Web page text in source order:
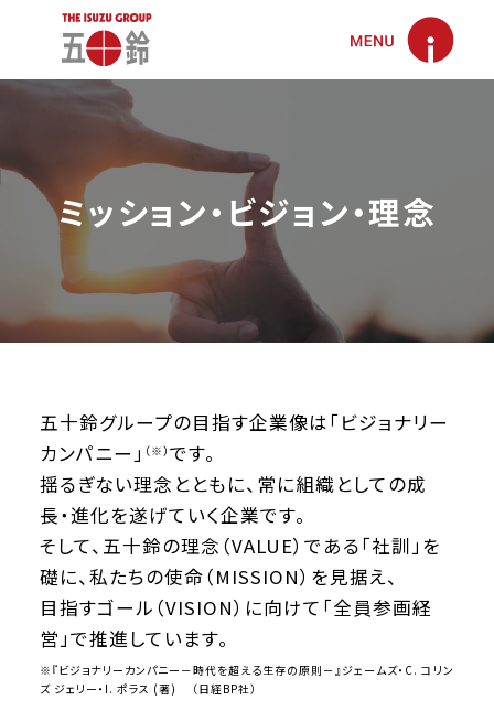
未来社会協進プロジェクト
鋼板流通の価値創造から、未来社会の協進へ
安全・安心・快適なロジスティクス環境をつくる
Creation 1
「移」「食」「住」の安心・快適な街づくり・暮らしづくり
Creation 3
モノづくりの付加価値や持続可能性への貢献
Creation 4
マルチステークホルダーと共に拡げる地域貢献
Creation 5
サステナビリティ
五十鈴グループの サステナビリティ経営
コンプライアンス推進体制
環境・品質への取り組み
健康経営への取り組み
五十鈴について
ミッション・ビジョン・理念
会社概要・組織体制
事業・部門紹介
沿革・ヒストリー
ミッション・ビジョン・理念
五十鈴グループの目指す企業像は「ビジョナリー
カンパニー」 （※） です。
揺るぎない理念とともに、常に組織としての成
長・進化を遂げていく企業です。
そして、五十鈴の理念（VALUE）である「社訓」を
礎に、私たちの使命（MISSION）を見据え、
目指すゴール（VISION）に向けて「全員参画経
営」で推進しています。
※『ビジョナリーカンパニー－時代を超える生存の原則－』ジェームズ・C. コリン
ズ ジェリー・I. ポラス (著) （日経BP社）